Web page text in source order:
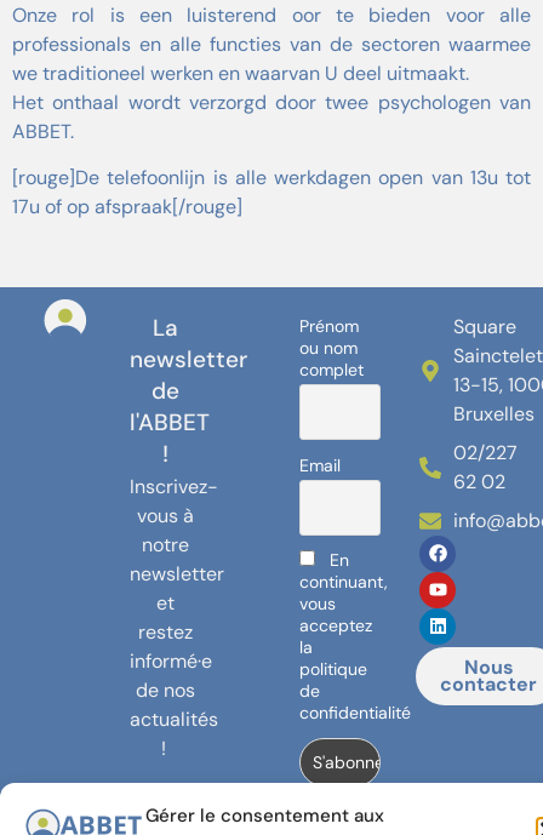
Gérer le consentement aux
Onze rol is een luisterend oor te bieden voor alle
professionals en alle functies van de sectoren waarmee
we traditioneel werken en waarvan U deel uitmaakt.
Het onthaal wordt verzorgd door twee psychologen van
ABBET.
[rouge]De telefoonlijn is alle werkdagen open van 13u tot
17u of op afspraak[/rouge]
La
newsletter
de
l'ABBET
!
Inscrivez-
vous à
notre
newsletter
et
restez
informé·e
de nos
actualités
!
Prénom
ou nom
complet
Email
En
continuant,
vous
acceptez
la
politique
de
confidentialité
Square
13-15,
Bruxelles
02/227
62 02
Nous
contacter